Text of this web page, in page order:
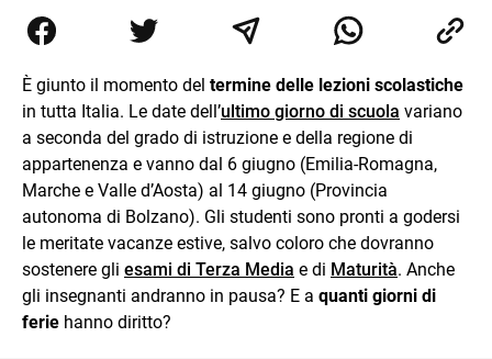
nell’apprendimento gli studenti di ogni ordine e grado
scolastico: un hub dedicato non solo giovani studenti, ma
esercizi online, video di approfondimento e infografiche.
Ogni lezione è pensata e realizzata da docenti esperti
della propria materia che trattano tutti gli argomenti
affrontati dagli studenti durante il percorso scolastico,
anche quelli più ostici, con un linguaggio semplice e
immediato e l'ausilio di contenuti multimediali a supporto
della spiegazione testuale.
È giunto il momento del termine delle lezioni scolastiche
in tutta Italia. Le date dell’ultimo giorno di scuola variano
a seconda del grado di istruzione e della regione di
appartenenza e vanno dal 6 giugno (Emilia-Romagna,
Marche e Valle d’Aosta) al 14 giugno (Provincia
autonoma di Bolzano). Gli studenti sono pronti a godersi
le meritate vacanze estive, salvo coloro che dovranno
sostenere gli esami di Terza Media e di Maturità. Anche
gli insegnanti andranno in pausa? E a quanti giorni di
ferie hanno diritto?